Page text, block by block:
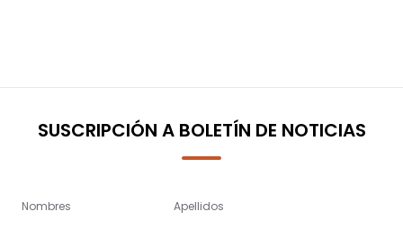
SUSCRIPCIÓN A BOLETÍN DE NOTICIAS
Nombres Apellidos